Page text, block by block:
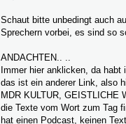
Schaut bitte unbedingt auch
Sprechern vorbei, es sind so
ANDACHTEN.. ..
Immer hier anklicken, da
das ist ein anderer Link, also
MDR KULTUR, GEISTLICHE
die Texte vom Wort zum Tag
hat einen Podcast, keinen